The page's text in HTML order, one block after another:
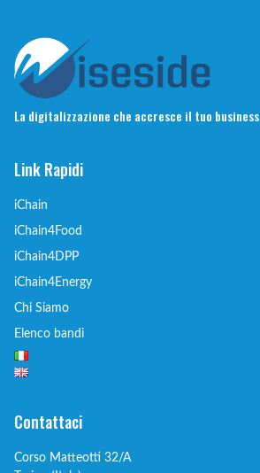
La digitalizzazione che accresce il tuo business
Link Rapidi
iChain
iChain4Food
iChain4DPP
iChain4Energy
Chi Siamo
Elenco bandi
Contattaci
Corso Matteotti 32/A